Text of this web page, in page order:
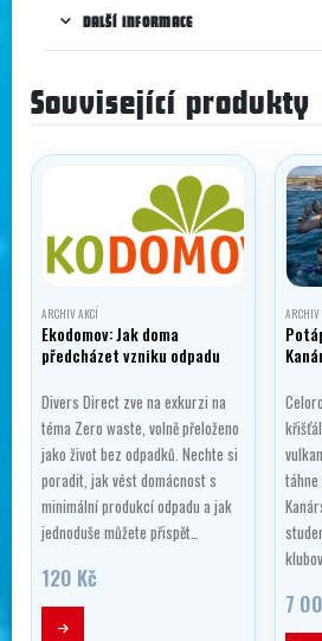
DALŠÍ INFORMACE
Související produkty
ARCHIV AKCÍ
Ekodomov: Jak doma
předcházet vzniku odpadu
Divers Direct zve na exkurzi na
téma Zero waste, volně přeloženo
jako život bez odpadků. Nechte si
poradit, jak vést domácnost s
minimální produkcí odpadu a jak
jednoduše můžete přispět…
120 Kč
ARCHIV
táhne
7